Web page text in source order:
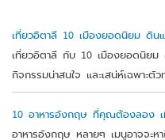
เที่ยวอิตาลี 10 เมืองยอดนิยม ดินแ
เที่ยวอิตาลี กับ 10 เมืองยอดนิยม
กิจกรรมน่าสนใจ และเสน่ห์เฉพาะตัวท
10 อาหารอังกฤษ ที่คุณต้องลอง เ
อาหารอังกฤษ หลายๆ เมนูอาจจะหา